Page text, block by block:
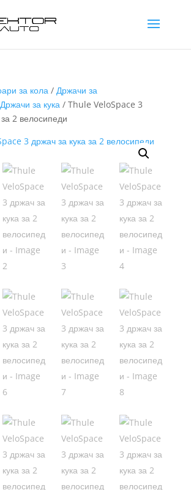
за кола/ Држачи за
Држачи за кука/ Thule VeloSpace 3
2 велосипеди